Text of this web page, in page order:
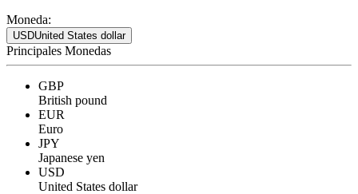
Moneda:
USDUnited States dollar
Principales Monedas
GBP
British pound
EUR
Euro
JPY
Japanese yen
USD
United States dollar